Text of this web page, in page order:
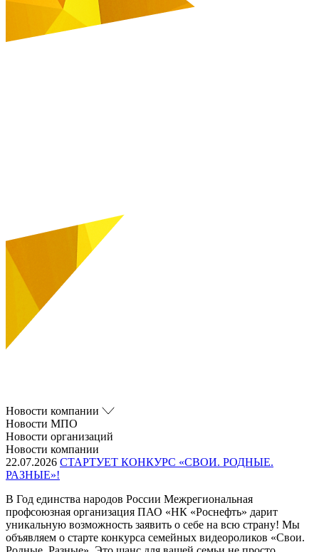
Новости компании
Новости МПО
Новости организаций
Новости компании
22.07.2026 СТАРТУЕТ КОНКУРС «СВОИ. РОДНЫЕ.
РАЗНЫЕ»!
В Год единства народов России Межрегиональная
профсоюзная организация ПАО «НК «Роснефть» дарит
уникальную возможность заявить о себе на всю страну! Мы
объявляем о старте конкурса семейных видеороликов «Свои.